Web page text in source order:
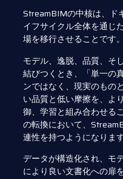
StreamBIMの中核は、ド
イフサイクル全体を通じ
場を移行させることです
モデル、逸脱、品質、そ
結びつくとき、「単一の
ンではなく、現実のもの
い品質と低い摩擦を、よ
御、学習と組み合わせる
の転換において、
連性を持つようになりま
データが構造化され、モ
により良い文書化への扉